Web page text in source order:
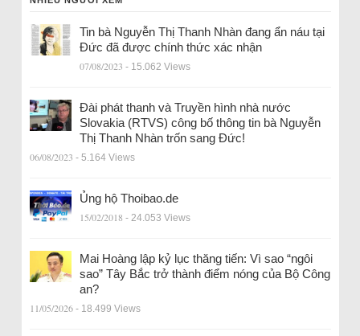
Tin bà Nguyễn Thị Thanh Nhàn đang ẩn náu tại
Đức đã được chính thức xác nhận
07/08/2023 - 15.062 Views
Đài phát thanh và Truyền hình nhà nước
Slovakia (RTVS) công bố thông tin bà Nguyễn
Thị Thanh Nhàn trốn sang Đức!
06/08/2023 - 5.164 Views
Ủng hộ Thoibao.de
15/02/2018 - 24.053 Views
Mai Hoàng lập kỷ lục thăng tiến: Vì sao “ngôi
sao” Tây Bắc trở thành điểm nóng của Bộ Công
an?
11/05/2026 - 18.499 Views